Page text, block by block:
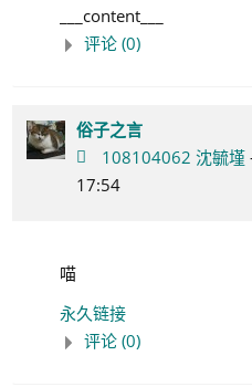
___content___
评论 (0)
俗子之言
108104062 沈毓墐
17:54
喵
永久链接
评论 (0)